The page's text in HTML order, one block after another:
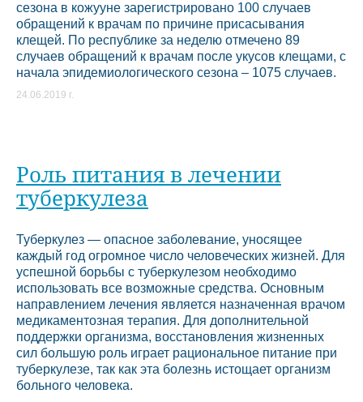
сезона в кожууне зарегистрировано 100 случаев
обращений к врачам по причине присасывания
клещей. По республике за неделю отмечено 89
случаев обращений к врачам после укусов клещами, с
начала эпидемиологического сезона – 1075 случаев.
24.06.2019 г.
Роль питания в лечении
туберкулеза
Туберкулез — опасное заболевание, уносящее
каждый год огромное число человеческих жизней. Для
успешной борьбы с туберкулезом необходимо
использовать все возможные средства. Основным
направлением лечения является назначенная врачом
медикаментозная терапия. Для дополнительной
поддержки организма, восстановления жизненных
сил большую роль играет рациональное питание при
туберкулезе, так как эта болезнь истощает организм
больного человека.